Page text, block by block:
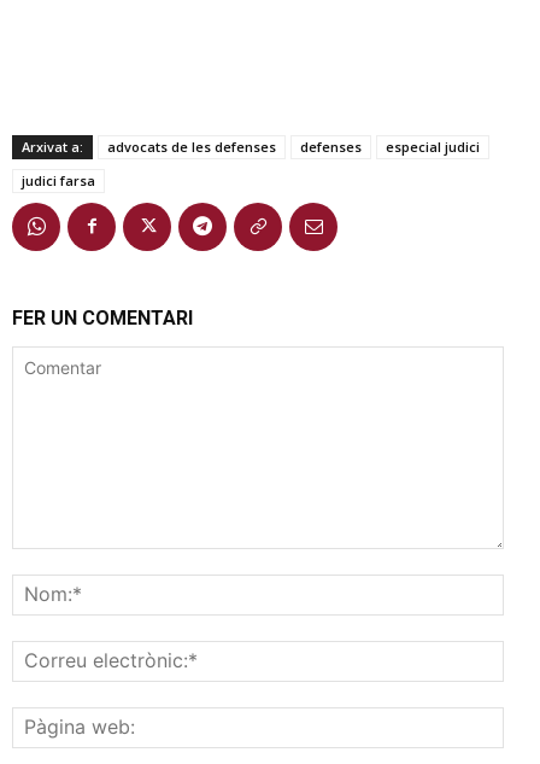
Arxivat a: advocats de les defenses defenses
especial judici
judici farsa
FER UN COMENTARI
web: